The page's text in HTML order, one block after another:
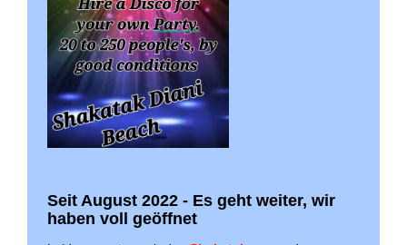
Seit August 2022 - Es geht weiter, wir
haben voll geöffnet